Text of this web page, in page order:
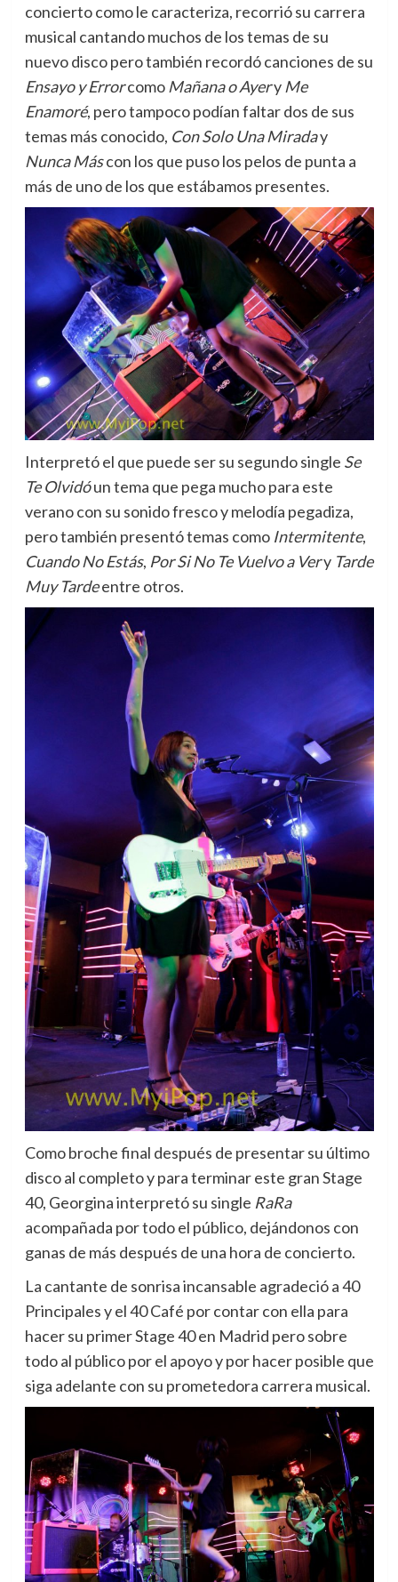
concierto como le caracteriza, recorrió su carrera
musical cantando muchos de los temas de su
nuevo disco pero también recordó canciones de su
Ensayo y Errorcomo Mañana o Ayery Me
Enamoré, pero tampoco podían faltar dos de sus
temas más conocido, Con Solo Una Miraday
Nunca Máscon los que puso los pelos de punta a
más de uno de los que estábamos presentes.
Interpretó el que puede ser su segundo single Se
Te Olvidóun tema que pega mucho para este
verano con su sonido fresco y melodía pegadiza,
pero también presentó temas como Intermitente,
Cuando No Estás, Por Si No Te Vuelvo a Very Tarde
Muy Tardeentre otros.
Como broche final después de presentar su último
disco al completo y para terminar este gran Stage
40, Georgina interpretó su single RaRa
acompañada por todo el público, dejándonos con
ganas de más después de una hora de concierto.
La cantante de sonrisa incansable agradeció a 40
Principales y el 40 Café por contar con ella para
hacer su primer Stage 40 en Madrid pero sobre
todo al público por el apoyo y por hacer posible que
siga adelante con su prometedora carrera musical.